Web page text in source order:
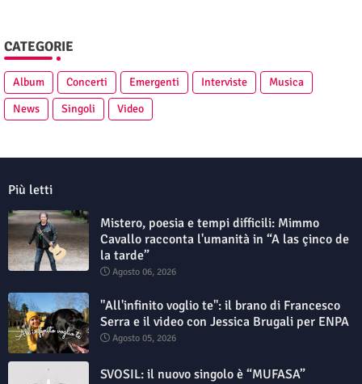
CATEGORIE
Album Concerti Emergenti Interviste
Musica
News
Singoli Video
Più letti
Mistero, poesia e tempi difficili: Mimmo
Cavallo racconta l'umanità in “A las çinco de
la tarde”
Agosto 06, 2026
"All'infinito voglio te": il brano di Francesco
Serra e il video con Jessica Brugali per ENPA
Agosto 05, 2026
SVOSIL: il nuovo singolo è “MUFASA”